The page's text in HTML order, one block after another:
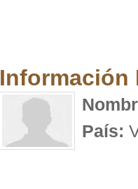
Información
País: